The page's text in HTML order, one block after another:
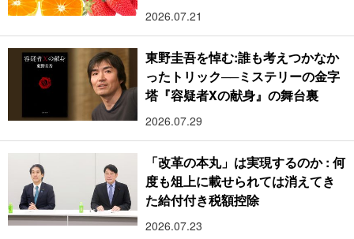
2026.07.21
東野圭吾を悼む:誰も考えつかなか
ったトリック──ミステリーの金字
塔『容疑者Xの献身』の舞台裏
2026.07.29
「改革の本丸」は実現するのか : 何
度も俎上に載せられては消えてき
た給付付き税額控除
2026.07.23